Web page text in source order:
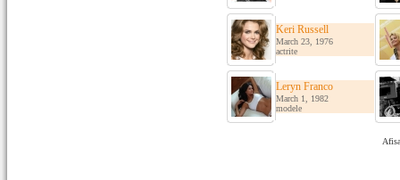
Keri Russell
March 23, 1976
actrite
Leryn Franco
March 1, 1982
modele